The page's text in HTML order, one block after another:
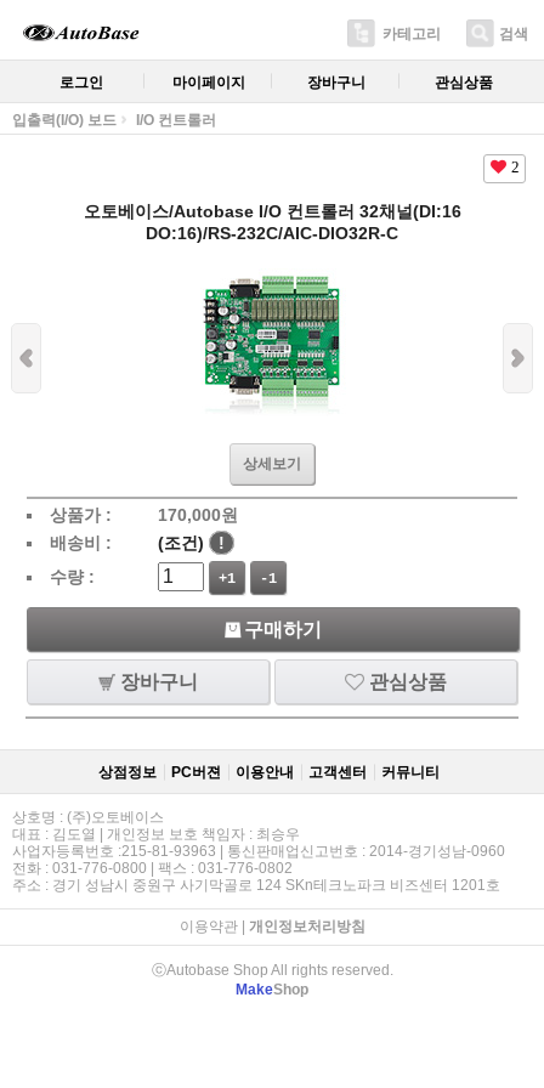
카테고리 검색
로그인 마이페이지 장바구니 관심상품
입출력(I/O) 보드 I/O 컨트롤러
2
오토베이스/Autobase I/O 컨트롤러 32채널(DI:16
DO:16)/RS-232C/AIC-DIO32R-C
상세보기
상품가 : 170,000원
배송비 :
(조건)
!
수량 :
+1 -1
구매하기
장바구니 관심상품
상점정보 PC버젼 이용안내 고객센터 커뮤니티
상호명 : (주)오토베이스
대표 : 김도열 | 개인정보 보호 책임자 : 최승우
사업자등록번호 :215-81-93963 | 통신판매업신고번호 : 2014-경기성남-0960
전화 : 031-776-0800 | 팩스 : 031-776-0802
주소 : 경기 성남시 중원구 사기막골로 124 SKn테크노파크 비즈센터 1201호
이용약관| 개인정보처리방침
ⓒAutobase Shop All rights reserved.
MakeShop